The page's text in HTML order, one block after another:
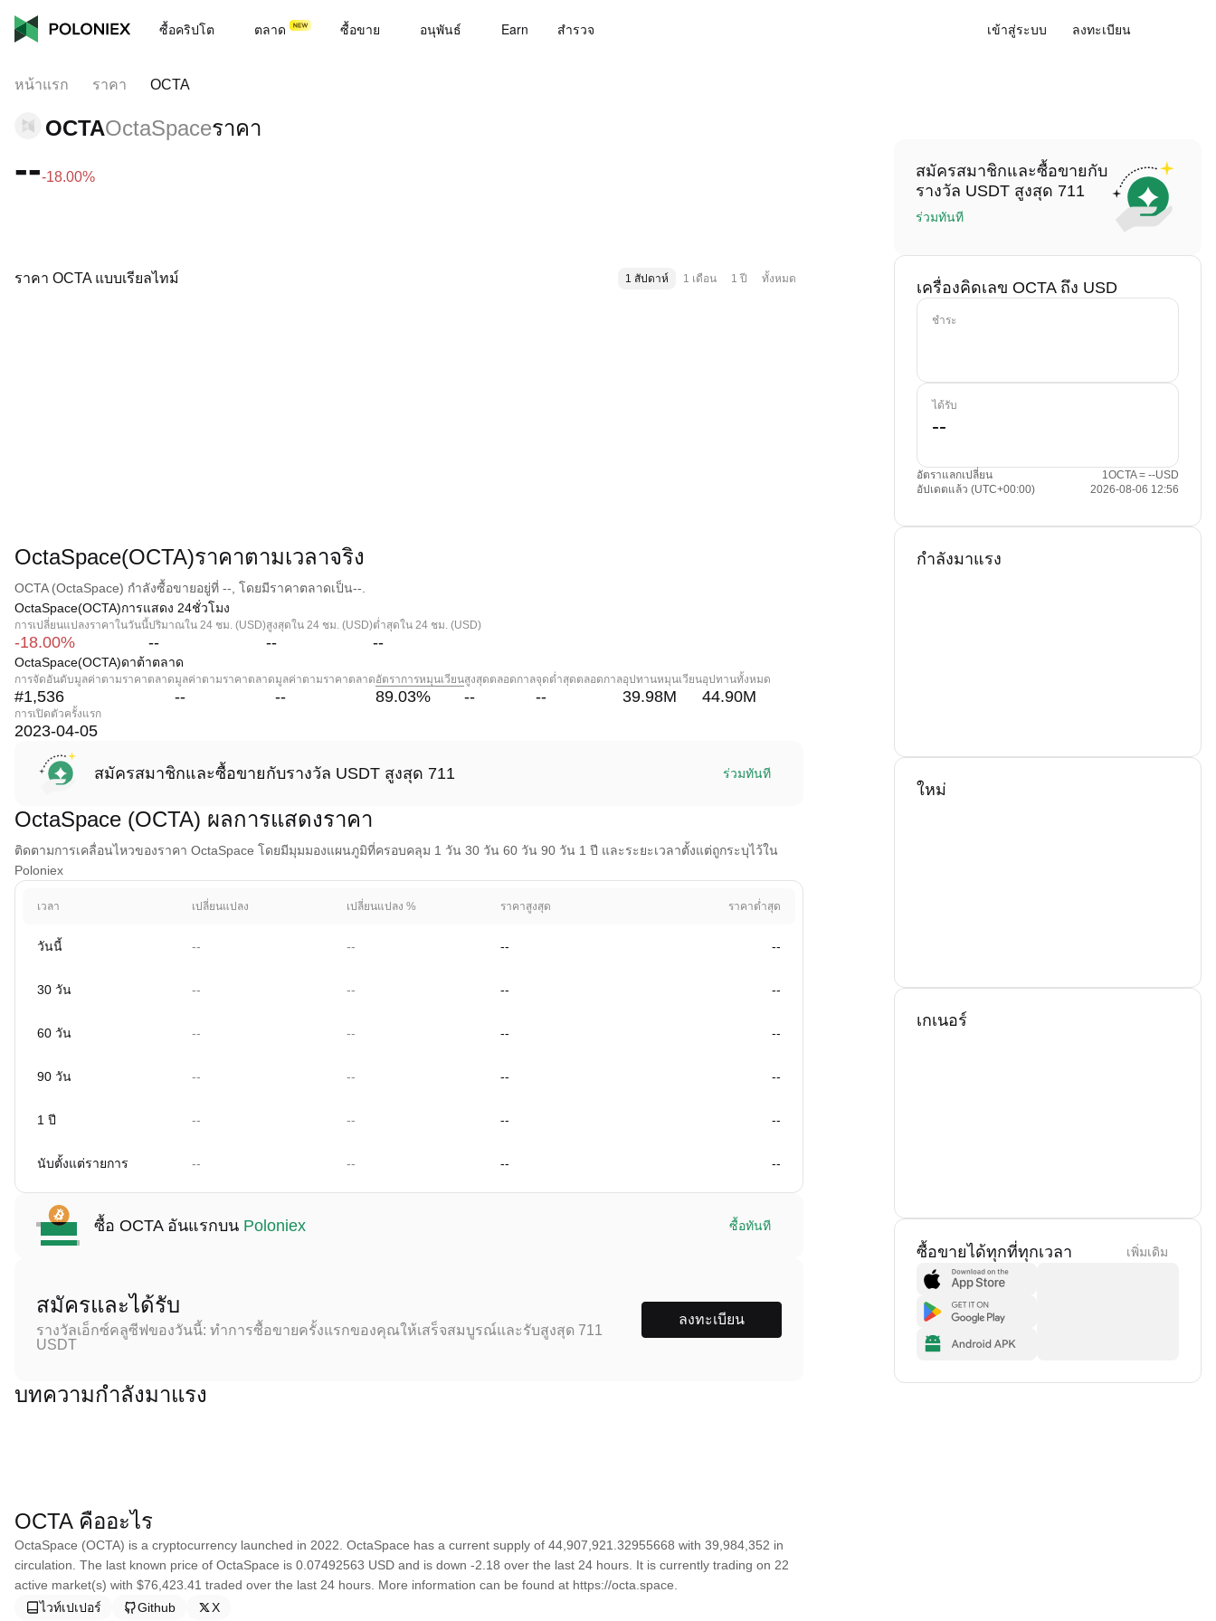
ซื้อคริปโต ตลาด ซื้อขาย อนุพันธ์ Earn สํารวจ เข้าสู่ระบบ ลงทะเบียน
หน้าแรก ราคา OCTA
OCTAOctaSpaceราคา
---18.00%
ราคา OCTA แบบเรียลไทม์ 1 สัปดาห์ 1 เดือน 1 ปี ทั้งหมด
OctaSpace(OCTA)ราคาตามเวลาจริง
OCTA (OctaSpace) กำลังซื้อขายอยู่ที่ --, โดยมีราคาตลาดเป็น--.
OctaSpace(OCTA)การแสดง 24ชั่วโมง
การเปลี่ยนแปลงราคาในวันนี้
-18.00%
ปริมาณใน 24 ชม. (USD)
--
สูงสุดใน 24 ชม. (USD)
--
ต่ำสุดใน 24 ชม. (USD)
--
OctaSpace(OCTA)ดาต้าตลาด
การจัดอันดับมูลค่าตามราคาตลาด
#1,536
มูลค่าตามราคาตลาด
--
มูลค่าตามราคาตลาด
--
อัตราการหมุนเวียน
89.03%
สูงสุดตลอดกาล
--
จุดต่ำสุดตลอดกาล
--
อุปทานหมุนเวียน
39.98M
อุปทานทั้งหมด
44.90M
การเปิดตัวครั้งแรก
2023-04-05
สมัครสมาชิกและซื้อขายกับรางวัล USDT สูงสุด 711 ร่วมทันที
OctaSpace (OCTA) ผลการแสดงราคา
ติดตามการเคลื่อนไหวของราคา OctaSpace โดยมีมุมมองแผนภูมิที่ครอบคลุม 1 วัน 30 วัน 60 วัน 90 วัน 1 ปี และระยะเวลาตั้งแต่ถูกระบุไว้ใน
Poloniex
เวลา เปลี่ยนแปลง เปลี่ยนแปลง % ราคาสูงสุด ราคาต่ำสุด
วันนี้ -- -- -- --
30 วัน -- -- -- --
60 วัน -- -- -- --
90 วัน -- -- -- --
1 ปี -- -- -- --
นับตั้งแต่รายการ -- -- -- --
ซื้อ OCTA อันแรกบน Poloniex ซื้อทันที
สมัครและได้รับ
รางวัลเอ็กซ์คลูซีฟของวันนี้: ทำการซื้อขายครั้งแรกของคุณให้เสร็จสมบูรณ์และรับสูงสุด 711
USDT
ลงทะเบียน
บทความกำลังมาแรง
OCTA คืออะไร
OctaSpace (OCTA) is a cryptocurrency launched in 2022. OctaSpace has a current supply of 44,907,921.32955668 with 39,984,352 in
circulation. The last known price of OctaSpace is 0.07492563 USD and is down -2.18 over the last 24 hours. It is currently trading on 22
active market(s) with $76,423.41 traded over the last 24 hours. More information can be found at https://octa.space.
ไวท์เปเปอร์
Github X
สมัครสมาชิกและซื้อขายกับ
รางวัล USDT สูงสุด 711
ร่วมทันที
เครื่องคิดเลข OCTA ถึง USD
ชำระ
ได้รับ
อัตราแลกเปลี่ยน
1OCTA = --USD
อัปเดตแล้ว (UTC+00:00)
2026-08-06 12:56
กำลังมาแรง
ใหม่
เกเนอร์
ซื้อขายได้ทุกที่ทุกเวลา เพิ่มเดิม